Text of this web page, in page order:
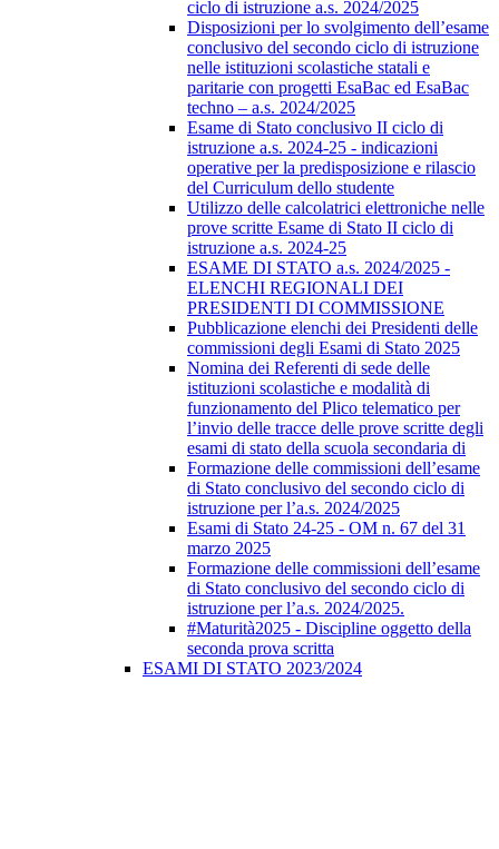
ciclo di istruzione a.s. 2024/2025
Disposizioni per lo svolgimento dell’esame
conclusivo del secondo ciclo di istruzione
nelle istituzioni scolastiche statali e
paritarie con progetti EsaBac ed EsaBac
techno – a.s. 2024/2025
Esame di Stato conclusivo II ciclo di
istruzione a.s. 2024-25 - indicazioni
operative per la predisposizione e rilascio
del Curriculum dello studente
Utilizzo delle calcolatrici elettroniche nelle
prove scritte Esame di Stato II ciclo di
istruzione a.s. 2024-25
ESAME DI STATO a.s. 2024/2025 -
ELENCHI REGIONALI DEI
PRESIDENTI DI COMMISSIONE
Pubblicazione elenchi dei Presidenti delle
commissioni degli Esami di Stato 2025
Nomina dei Referenti di sede delle
istituzioni scolastiche e modalità di
funzionamento del Plico telematico per
l’invio delle tracce delle prove scritte degli
esami di stato della scuola secondaria di
Formazione delle commissioni dell’esame
di Stato conclusivo del secondo ciclo di
istruzione per l’a.s. 2024/2025
Esami di Stato 24-25 - OM n. 67 del 31
marzo 2025
Formazione delle commissioni dell’esame
di Stato conclusivo del secondo ciclo di
istruzione per l’a.s. 2024/2025.
#Maturità2025 - Discipline oggetto della
seconda prova scritta
ESAMI DI STATO 2023/2024